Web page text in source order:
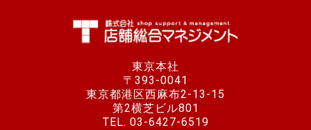
東京本社
〒393-0041
東京都港区西麻布2-13-15
第2横芝ビル801
TEL. 03-6427-6519